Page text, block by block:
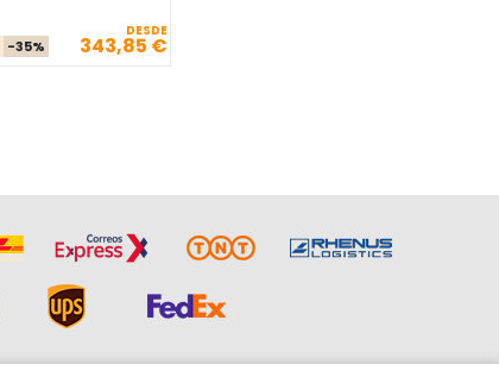
Precio base
-35% Precio
DESDE
343,85 €